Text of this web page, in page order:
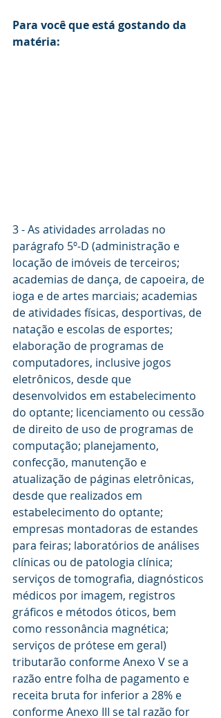
Para você que está gostando da
matéria:
3 - As atividades arroladas no
parágrafo 5º-D (administração e
locação de imóveis de terceiros;
academias de dança, de capoeira, de
ioga e de artes marciais; academias
de atividades físicas, desportivas, de
natação e escolas de esportes;
elaboração de programas de
computadores, inclusive jogos
eletrônicos, desde que
desenvolvidos em estabelecimento
do optante; licenciamento ou cessão
de direito de uso de programas de
computação; planejamento,
confecção, manutenção e
atualização de páginas eletrônicas,
desde que realizados em
estabelecimento do optante;
empresas montadoras de estandes
para feiras; laboratórios de análises
clínicas ou de patologia clínica;
serviços de tomografia, diagnósticos
médicos por imagem, registros
gráficos e métodos óticos, bem
como ressonância magnética;
serviços de prótese em geral)
tributarão conforme Anexo V se a
razão entre folha de pagamento e
receita bruta for inferior a 28% e
conforme Anexo III se tal razão for